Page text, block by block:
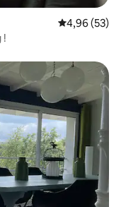
Note
4,96 (53)
!
aimés